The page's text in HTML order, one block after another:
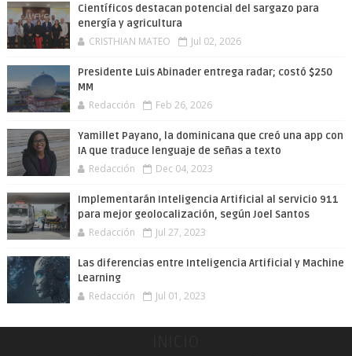
Científicos destacan potencial del sargazo para
energía y agricultura
CRISTHIAN MATEO Jul 02, 2026
Presidente Luis Abinader entrega radar; costó $250
MM
Redacción Feb 26, 2026
Yamillet Payano, la dominicana que creó una app con
IA que traduce lenguaje de señas a texto
Redacción Dec 04, 2023
Implementarán Inteligencia Artificial al servicio 911
para mejor geolocalización, según Joel Santos
Redacción Jul 27, 2023
Las diferencias entre Inteligencia Artificial y Machine
Learning
Redacción Jul 01, 2023